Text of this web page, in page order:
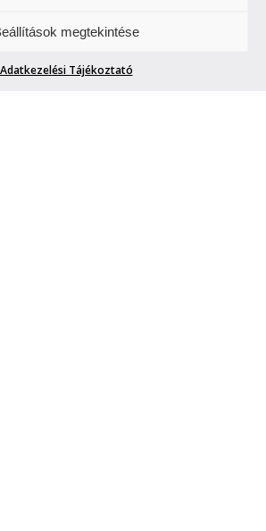
megtekintése
Adatkezelési Tájékoztató
design „titkaiba" avatunk be
Titeket. Wow!